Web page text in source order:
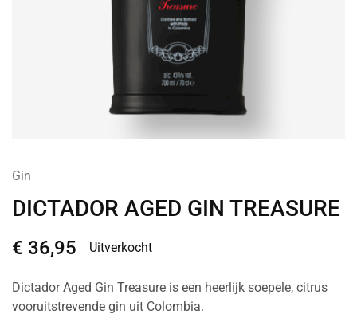
Gin
DICTADOR AGED GIN TREASURE
€ 36,95 Uitverkocht
Dictador Aged Gin Treasure is een heerlijk soepele, citrus
vooruitstrevende gin uit Colombia.